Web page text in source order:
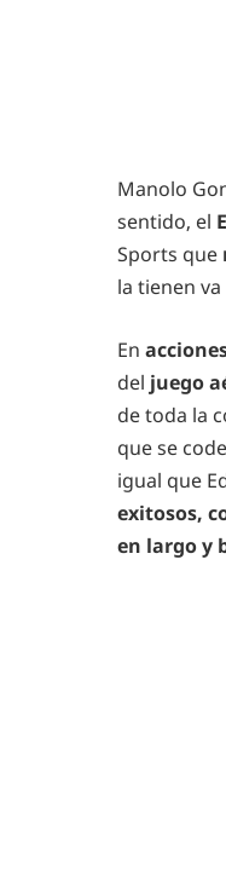
Manolo
sentido, el
Sports que
la tienen
En
del juego
de toda la
que se
igual que
exitosos,
en largo y